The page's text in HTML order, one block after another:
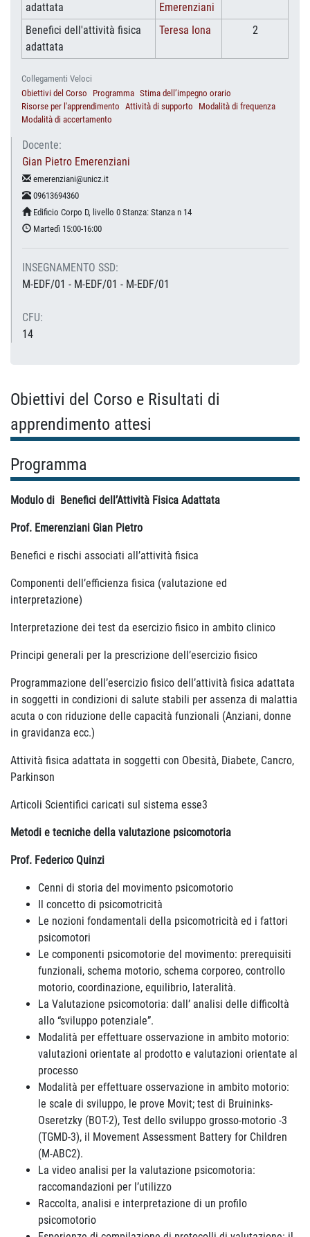
adattata
Emerenziani
Benefici dell'attività fisica
adattata
Teresa Iona 2
Collegamenti Veloci
Obiettivi del Corso
Programma Stima dell’impegno orario
Risorse per l'apprendimento Attività di supporto
Modalità di frequenza
Modalità di accertamento
Docente:
Gian Pietro Emerenziani
emerenziani@unicz.it
09613694360
Edificio Corpo D, livello 0 Stanza: Stanza n 14
Martedì 15:00-16:00
INSEGNAMENTO SSD:
M-EDF/01 - M-EDF/01 - M-EDF/01
CFU:
14
Obiettivi del Corso e Risultati di
apprendimento attesi
Programma
Modulo di Benefici dell’Attività Fisica Adattata
Prof. Emerenziani Gian Pietro
Benefici e rischi associati all’attività fisica
Componenti dell’efficienza fisica (valutazione ed
interpretazione)
Interpretazione dei test da esercizio fisico in ambito clinico
Principi generali per la prescrizione dell’esercizio fisico
Programmazione dell’esercizio fisico dell’attività fisica adattata
in soggetti in condizioni di salute stabili per assenza di malattia
acuta o con riduzione delle capacità funzionali (Anziani, donne
in gravidanza ecc.)
Attività fisica adattata in soggetti con Obesità, Diabete, Cancro,
Parkinson
Articoli Scientifici caricati sul sistema esse3
Metodi e tecniche della valutazione psicomotoria
Prof. Federico Quinzi
Cenni di storia del movimento psicomotorio
Il concetto di psicomotricità
Le nozioni fondamentali della psicomotricità ed i fattori
psicomotori
Le componenti psicomotorie del movimento: prerequisiti
funzionali, schema motorio, schema corporeo, controllo
motorio, coordinazione, equilibrio, lateralità.
La Valutazione psicomotoria: dall’ analisi delle difficoltà
allo “sviluppo potenziale”.
Modalità per effettuare osservazione in ambito motorio:
valutazioni orientate al prodotto e valutazioni orientate al
processo
Modalità per effettuare osservazione in ambito motorio:
le scale di sviluppo, le prove Movit; test di Bruininks-
Oseretzky (BOT-2), Test dello sviluppo grosso-motorio -3
(TGMD-3), il Movement Assessment Battery for Children
(M-ABC2).
La video analisi per la valutazione psicomotoria:
raccomandazioni per l’utilizzo
Raccolta, analisi e interpretazione di un profilo
psicomotorio